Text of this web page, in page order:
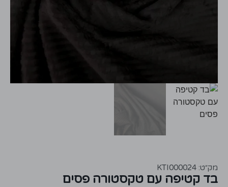
מק״ט: KTI000024
בד קטיפה עם טקסטורה פסים